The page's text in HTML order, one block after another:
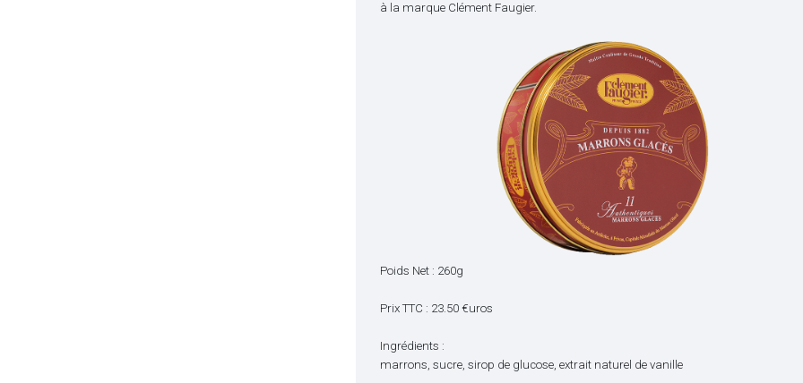
à la marque Clément Faugier.
Poids Net : 260g
Prix TTC : 23.50 €uros
Ingrédients :
marrons, sucre, sirop de glucose, extrait naturel de vanille